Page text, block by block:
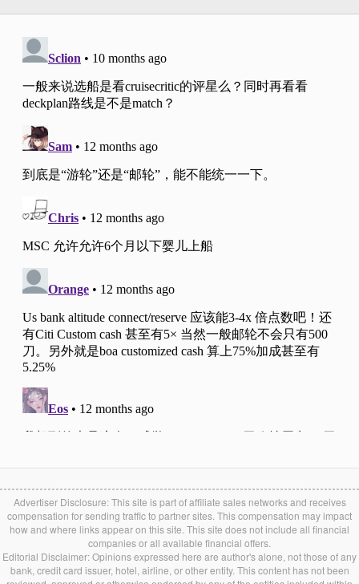
Advertiser Disclosure: This site is part of affiliate sales networks and receives
compensation for sending traffic to partner sites. This compensation may impact
how and where links appear on this site. This site does not include all financial
companies or all available financial offers.
Editorial Disclaimer: Opinions expressed here are author's alone, not those of any
bank, credit card issuer, hotel, airline, or other entity. This content has not been